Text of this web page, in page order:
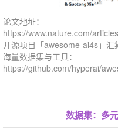
论文地址：
https://www.nature.com/
开源项目「awesome-ai4s」
海量数据集与工具：
https://github.com/hyperai/
数据集：多